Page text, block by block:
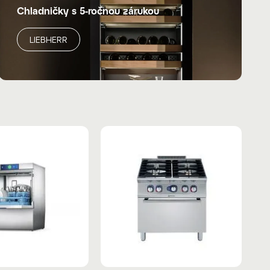
Chladničky s 5-ročnou zárukou
LIEBHERR